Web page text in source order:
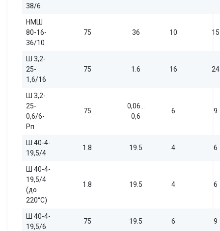
38/6
НМШ
80-16-
36/10
75 36 10 15
Ш 3,2-
25-
1,6/16
75 1.6 16 24
Ш 3,2-
25-
0,6/6-
Рп
75
0,06…
0,6
6 9
Ш 40-4-
19,5/4
1.8 19.5 4 6
Ш 40-4-
19,5/4
(до
220°С)
1.8 19.5 4 6
Ш 40-4-
19,5/6
75 19.5 6 9